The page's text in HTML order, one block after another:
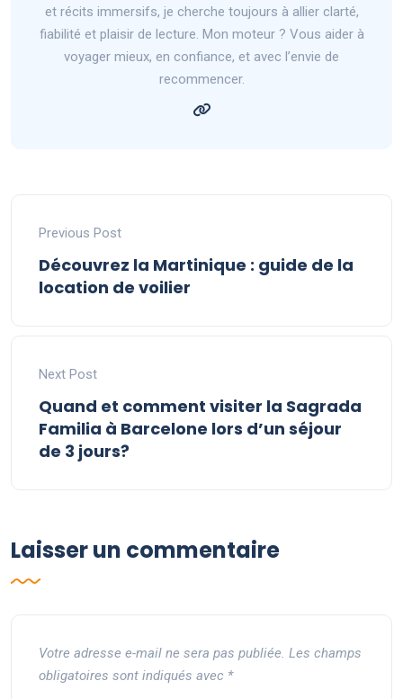
et récits immersifs, je cherche toujours à allier clarté,
fiabilité et plaisir de lecture. Mon moteur ? Vous aider à
voyager mieux, en confiance, et avec l’envie de
recommencer.
Previous Post
Découvrez la Martinique : guide de la
location de voilier
Next Post
Quand et comment visiter la Sagrada
Familia à Barcelone lors d’un séjour
de 3 jours?
Laisser un commentaire
Votre adresse e-mail ne sera pas publiée. Les champs
obligatoires sont indiqués avec *